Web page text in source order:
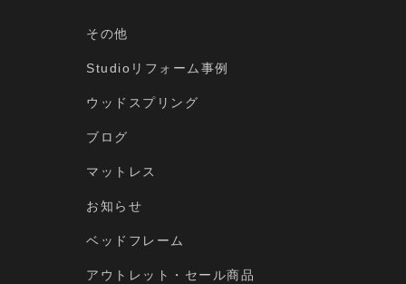
その他
Studioリフォーム事例
ウッドスプリング
ブログ
マットレス
お知らせ
ベッドフレーム
アウトレット・セール商品